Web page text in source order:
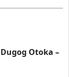
Otoka –